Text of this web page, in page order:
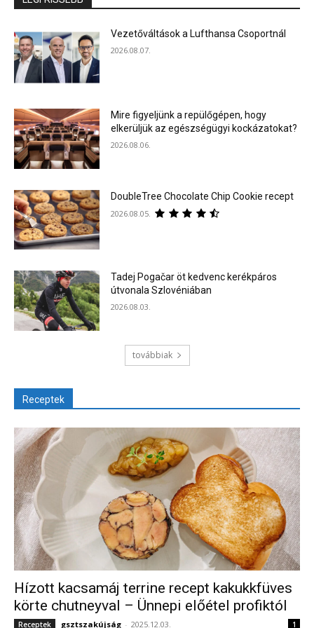
Vezetőváltások a Lufthansa Csoportnál
2026.08.07.
Mire figyeljünk a repülőgépen, hogy
elkerüljük az egészségügyi kockázatokat?
2026.08.06.
DoubleTree Chocolate Chip Cookie recept
2026.08.05.
Tadej Pogačar öt kedvenc kerékpáros
útvonala Szlovéniában
2026.08.03.
továbbiak
Receptek
Hízott kacsamáj terrine recept kakukkfüves
körte chutneyval – Ünnepi előétel profiktól
Receptek gsztszakújság - 2025.12.03. 1